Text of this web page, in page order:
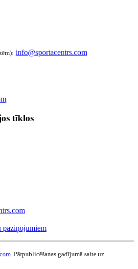
info@sportacentrs.com
tīklos
paziņojumiem
. Pārpublicēšanas gadījumā saite uz